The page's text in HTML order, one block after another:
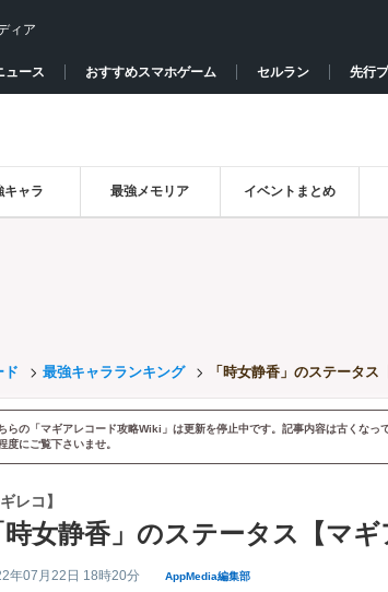
ィア
ュース おすすめスマホゲーム セルラン 先行
キャラ 最強メモリア イベントまとめ
ド 最強キャラランキング 「時女静香」のステータス
らの「マギアレコード攻略Wiki」は更新を停止中です。記事内容は古くなっ
度にご覧下さいませ。
レコ】
時女静香」のステータス【マギ
年07月22日 18時20分 AppMedia編集部